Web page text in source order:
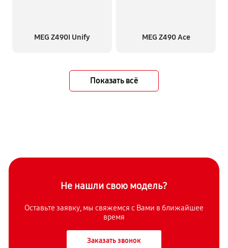
MEG Z490I Unify MEG Z490 Ace
Показать всё
Не нашли свою модель?
Оставьте заявку, мы свяжемся с Вами в ближайшее
время
Заказать звонок